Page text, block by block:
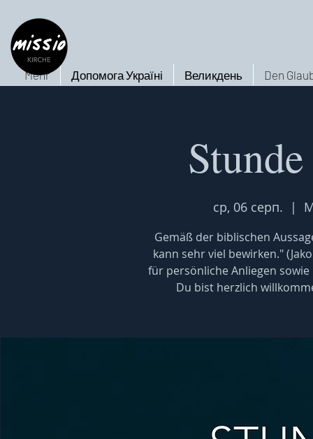
Den
Великдень
Допомога Україні
Mehr
ср, 06 серп.
  |
Gemäß der biblischen
kann sehr viel bewirken."
für persönliche Anliegen
Du bist herzlich